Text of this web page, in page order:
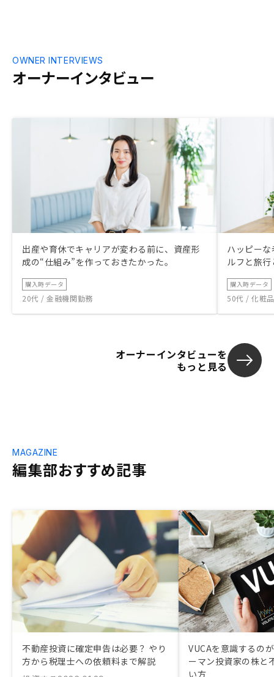
オーナーインタビュー
OWNER INTERVIEWS
出産や育休でキャリアが変わる前に、資産形
成の“仕組み”を作っておきたかった。
購入時データ
20代 / 金融機関勤務
ハッピー
ルフと旅
購入時データ
50代 / 化粧
オーナーインタビューを
もっと見る
編集部おすすめ記事
MAGAZINE
不動産投資に確定申告は必要？ やり
方から税理士への依頼料まで解説
VUCAを意識するの
ーマン投資家の株と
い方